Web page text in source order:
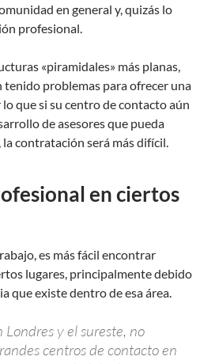
en general y, quizás lo
profesional.
«piramidales» más planas,
tenido problemas para ofrecer una
que si su centro de contacto aún
de asesores que pueda
contratación será más difícil.
en ciertos
es más fácil encontrar
lugares, principalmente debido
que existe dentro de esa área.
Londres y el sureste, no
centros de contacto en